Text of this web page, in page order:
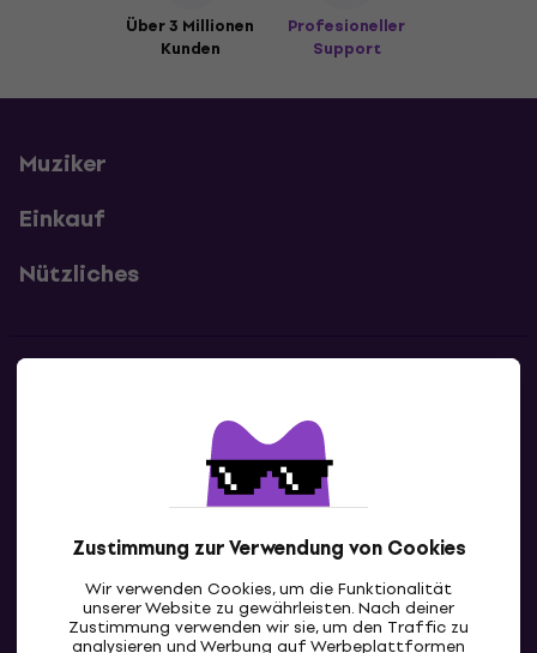
Zustimmung zur Verwendung von Cookies
Wir verwenden Cookies, um die Funktionalität
unserer Website zu gewährleisten. Nach deiner
Zustimmung verwenden wir sie, um den Traffic zu
analysieren und Werbung auf Werbeplattformen
Über 3 Millionen
Kunden
Profesioneller
Support
Muziker
Einkauf
Nützliches
Kontaktiere uns